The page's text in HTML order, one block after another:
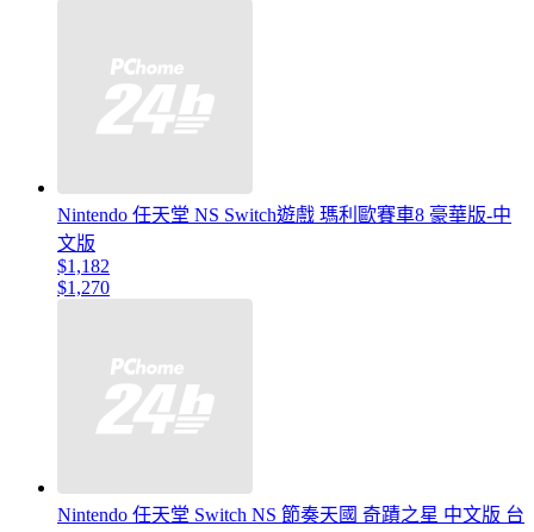
Nintendo 任天堂 NS Switch遊戲 瑪利歐賽車8 豪華版-中
文版
$1,182
$1,270
Nintendo 任天堂 Switch NS 節奏天國 奇蹟之星 中文版 台